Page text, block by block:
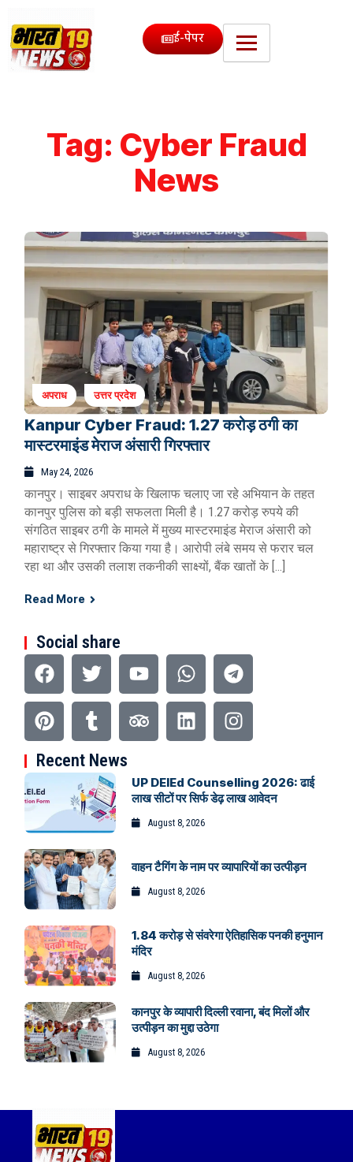
ई-पेपर
Tag: Cyber Fraud
News
अपराध उत्तर प्रदेश
Kanpur Cyber Fraud: 1.27 करोड़ ठगी का
मास्टरमाइंड मेराज अंसारी गिरफ्तार
May 24, 2026
कानपुर। साइबर अपराध के खिलाफ चलाए जा रहे अभियान के तहत
कानपुर पुलिस को बड़ी सफलता मिली है। 1.27 करोड़ रुपये की
संगठित साइबर ठगी के मामले में मुख्य मास्टरमाइंड मेराज अंसारी को
महाराष्ट्र से गिरफ्तार किया गया है। आरोपी लंबे समय से फरार चल
रहा था और उसकी तलाश तकनीकी साक्ष्यों, बैंक खातों के […]
Read More
Social share
Recent News
UP DElEd Counselling 2026: ढाई
लाख सीटों पर सिर्फ डेढ़ लाख आवेदन
August 8, 2026
वाहन टैगिंग के नाम पर व्यापारियों का उत्पीड़न
August 8, 2026
1.84 करोड़ से संवरेगा ऐतिहासिक पनकी हनुमान
मंदिर
August 8, 2026
कानपुर के व्यापारी दिल्ली रवाना, बंद मिलों और
उत्पीड़न का मुद्दा उठेगा
August 8, 2026